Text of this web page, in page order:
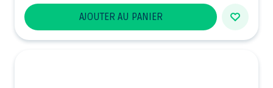
AJOUTER AU PANIER